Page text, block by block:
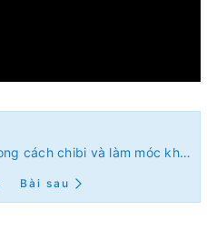
Vẽ công chúa Disney theo phong cách chibi và làm móc khóa nhựa co nhiệt
Bài sau